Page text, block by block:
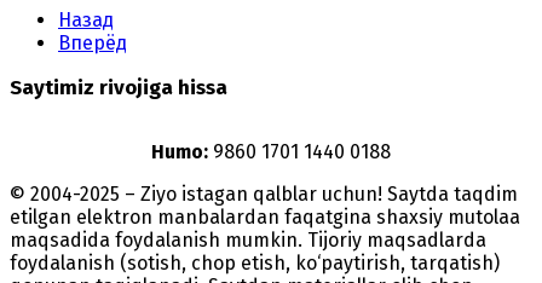
Назад
Вперёд
Saytimiz rivojiga hissa
Humo: 9860 1701 1440 0188
© 2004-2025 – Ziyo istagan qalblar uchun! Saytda taqdim
etilgan elektron manbalardan faqatgina shaxsiy mutolaa
maqsadida foydalanish mumkin. Tijoriy maqsadlarda
foydalanish (sotish, chop etish, ko‘paytirish, tarqatish)